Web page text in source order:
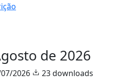
de 2026
2026
23 downloads